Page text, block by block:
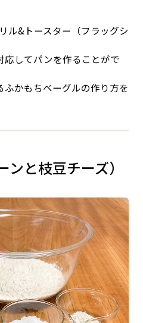
ル&トースター（フラッグシ
応してパンを作ることがで
かもちベーグルの作り方を
と枝豆チーズ）